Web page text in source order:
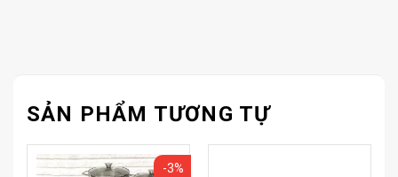
SẢN PHẨM TƯƠNG TỰ
-3%